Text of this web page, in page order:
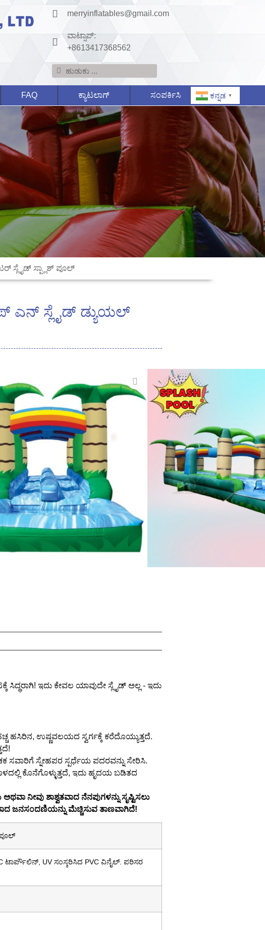
merryinflatables@gmail.com
ವಾಟ್ಸಾಪ್:
+8613417368562
FAQ ಕ್ಯಾಟಲಾಗ್ ಸಂಪರ್ಕಿಸಿ ಕನ್ನಡ ▼
ಸ್ಲೈಡ್ ಸ್ಪ್ಲಾಶ್ ಪೂಲ್
ಎನ್ ಸ್ಲೈಡ್ ಡ್ಯುಯಲ್
ಅಥವಾ ಕಸ್ಟಮೈಸ್ ಮಾಡಲಾಗಿದೆ
ಮಾಡಲಾಗಿದೆ
ಹೌದು
ASTM/SGS/EN14960/EN71/CE
ಇದು ಕೇವಲ ಯಾವುದೇ ಸ್ಲೈಡ್ ಅಲ್ಲ - ಇದು
ಹಸಿರಿನ, ಉಷ್ಣವಲಯದ ಸ್ವರ್ಗಕ್ಕೆ ಕರೆದೊಯ್ಯುತ್ತದೆ.
ಸವಾರಿಗೆ ಸ್ನೇಹಪರ ಸ್ಪರ್ಧೆಯ ಪದರವನ್ನು ಸೇರಿಸಿ.
ಕೊನೆಗೊಳ್ಳುತ್ತದೆ, ಇದು ಹೃದಯ ಬಡಿತದ
ನೀವು ಶಾಶ್ವತವಾದ ನೆನಪುಗಳನ್ನು ಸೃಷ್ಟಿಸಲು
ಜನಸಂದಣಿಯನ್ನು ಮೆಚ್ಚಿಸುವ ತಾಣವಾಗಿದೆ!
ಪೂಲ್
ಟಾರ್ಪೌಲಿನ್, UV ಸಂಸ್ಕರಿಸಿದ PVC ವಿನೈಲ್. ಪರಿಸರ